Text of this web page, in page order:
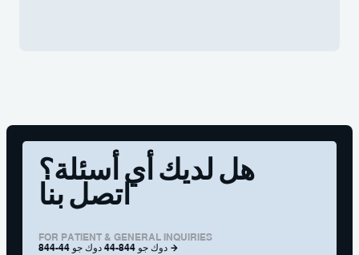
هل لديك أي أسئلة؟
اتصل بنا
FOR PATIENT & GENERAL INQUIRIES
844-44 دوك جو 844-44 دوك جو